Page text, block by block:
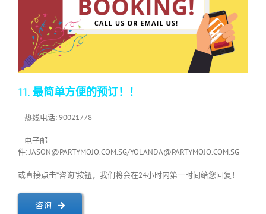
11. 最简单方便的预订！！
– 热线电话: 90021778
– 电子邮
件:JASON@PARTYMOJO.COM.SG/YOLANDA@PARTYMOJO.COM.SG
或直接点击“咨询”按钮，我们将会在24小时内第一时间给您回复！
咨询